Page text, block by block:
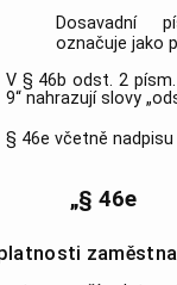
Dosavadní
označuje jako
V § 46b odst. 2
9“ nahrazují slovy
§ 46e včetně nadpisu
„§ 46e